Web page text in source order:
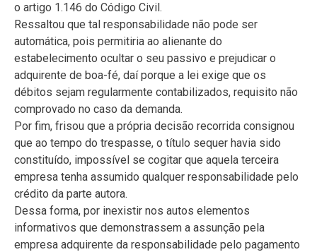
o artigo 1.146 do Código Civil.
Ressaltou que tal responsabilidade não pode ser
automática, pois permitiria ao alienante do
estabelecimento ocultar o seu passivo e prejudicar o
adquirente de boa-fé, daí porque a lei exige que os
débitos sejam regularmente contabilizados, requisito não
comprovado no caso da demanda.
Por fim, frisou que a própria decisão recorrida consignou
que ao tempo do trespasse, o título sequer havia sido
constituído, impossível se cogitar que aquela terceira
empresa tenha assumido qualquer responsabilidade pelo
crédito da parte autora.
Dessa forma, por inexistir nos autos elementos
informativos que demonstrassem a assunção pela
empresa adquirente da responsabilidade pelo pagamento